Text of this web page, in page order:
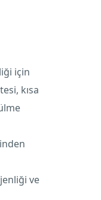
için
kısa
ve